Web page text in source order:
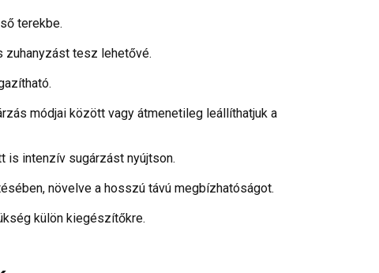
terekbe.
tesz lehetővé.
módjai között vagy átmenetileg leállíthatjuk a
intenzív sugárzást nyújtson.
növelve a hosszú távú megbízhatóságot.
külön kiegészítőkre.